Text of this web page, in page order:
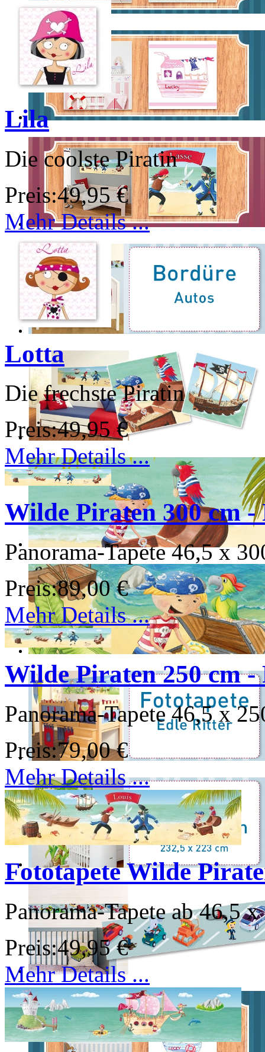
Lila
Die coolste Piratin
Preis:49,95 €
Mehr Details ...
Lotta
Die frechste Piratin
Preis:49,95 €
Mehr Details ...
Wilde Piraten 300 cm
Panorama-Tapete 46,5 x
Preis:89,00 €
Mehr Details ...
Wilde Piraten 250 cm
Panorama-Tapete 46,5 x
Preis:79,00 €
Mehr Details ...
Fototapete Wilde
Panorama-Tapete ab 46,5
Preis:49,95 €
Mehr Details ...